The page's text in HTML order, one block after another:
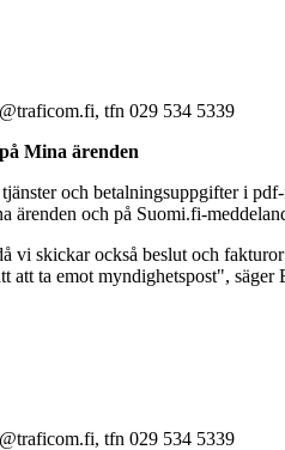
tfn 029 534 5339
Mina ärenden
och betalningsuppgifter i
ärenden och på Suomi.fi-
vi skickar också beslut och
att ta emot myndighetspost", säger
tfn 029 534 5339